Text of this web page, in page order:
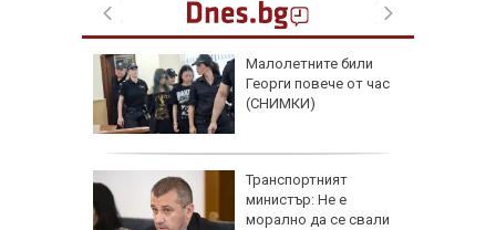
Малолетните били
Георги повече от час
(СНИМКИ)
Транспортният
министър: Не е
морално да се свали